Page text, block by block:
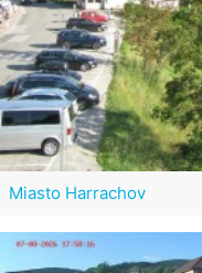
Miasto Harrachov